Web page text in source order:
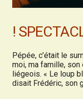
!
Pépée, c’était le
moi, ma famille, son
liégeois. « Le loup
disait Frédéric, son